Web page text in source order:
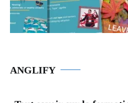
ANGLIFY